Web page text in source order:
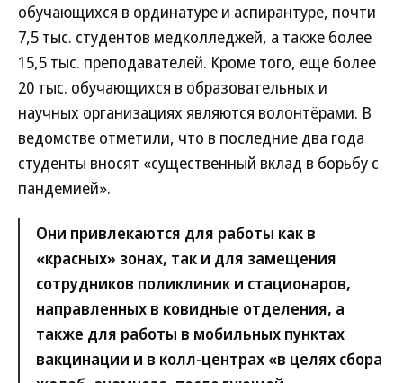
обучающихся в ординатуре и аспирантуре, почти
7,5 тыс. студентов медколледжей, а также более
15,5 тыс. преподавателей. Кроме того, еще более
20 тыс. обучающихся в образовательных и
научных организациях являются волонтёрами. В
ведомстве отметили, что в последние два года
студенты вносят «существенный вклад в борьбу с
пандемией».
Они привлекаются для работы как в
«красных» зонах, так и для замещения
сотрудников поликлиник и стационаров,
направленных в ковидные отделения, а
также для работы в мобильных пунктах
вакцинации и в колл-центрах «в целях сбора